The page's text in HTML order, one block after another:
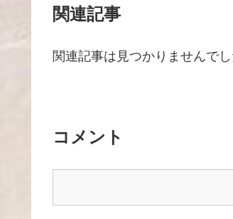
関連記事
関連記事は見つかりませんでし
コメント